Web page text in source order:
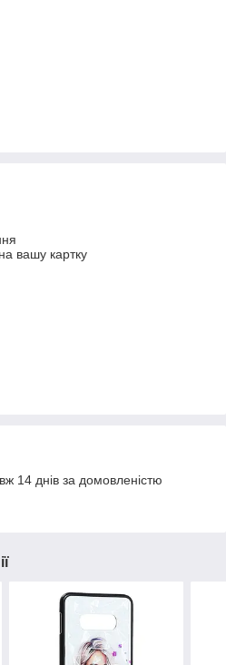
вашу картку
14 днів за домовленістю